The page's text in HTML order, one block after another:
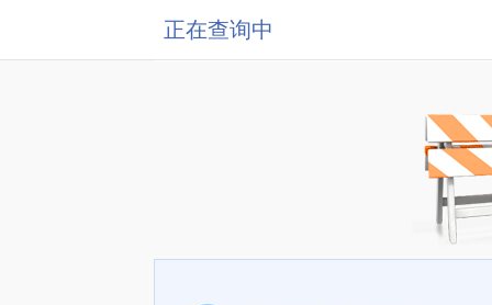
正在查询中